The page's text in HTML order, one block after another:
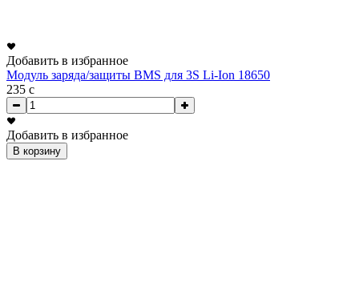
Добавить в избранное
Модуль заряда/защиты BMS для 3S Li-Ion 18650
235 c
Добавить в избранное
В корзину